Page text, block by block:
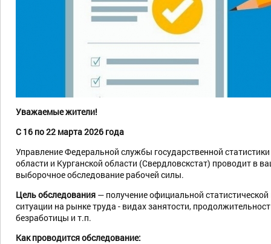
Уважаемые жители!
С 16 по 22 марта 2026 года
Управление Федеральной службы государственной
области и Курганской области (Свердловскстат) проводит в
выборочное обследование рабочей силы.
Цель обследования — получение официальной
ситуации на рынке труда - видах занятости,
безработицы и т.п.
Как проводится обследование: